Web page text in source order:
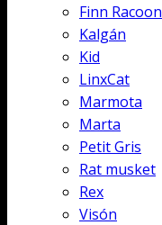
Finn Racoon
Kalgán
Kid
LinxCat
Marmota
Marta
Petit Gris
Rat musket
Rex
Visón